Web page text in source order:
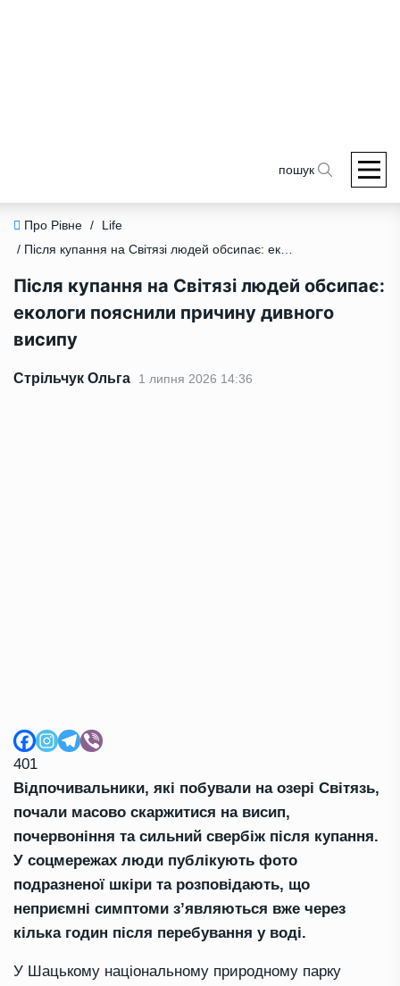
пошук
Про Рівне /
Life
/ Після купання на Світязі людей обсипає: екологи пояснили причину дивного висипу
Після купання на Світязі людей обсипає:
екологи пояснили причину дивного
висипу
Стрільчук Ольга 1 липня 2026 14:36
401
Відпочивальники, які побували на озері Світязь,
почали масово скаржитися на висип,
почервоніння та сильний свербіж після купання.
У соцмережах люди публікують фото
подразненої шкіри та розповідають, що
неприємні симптоми з’являються вже через
кілька годин після перебування у воді.
У Шацькому національному природному парку